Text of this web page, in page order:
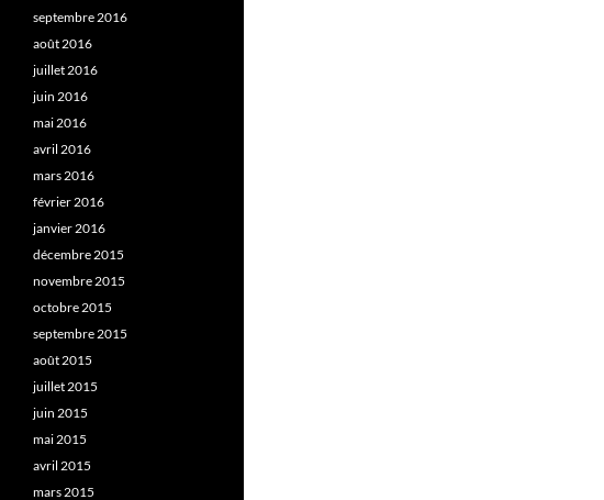
septembre 2016
août 2016
juillet 2016
juin 2016
mai 2016
avril 2016
mars 2016
février 2016
janvier 2016
décembre 2015
novembre 2015
octobre 2015
septembre 2015
août 2015
juillet 2015
juin 2015
mai 2015
avril 2015
mars 2015